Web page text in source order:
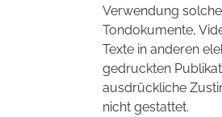
Verwendung
Tondokumente,
Texte in anderen
gedruckten
ausdrückliche
nicht gestattet.